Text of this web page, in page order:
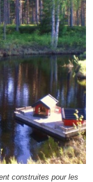
construites pour les